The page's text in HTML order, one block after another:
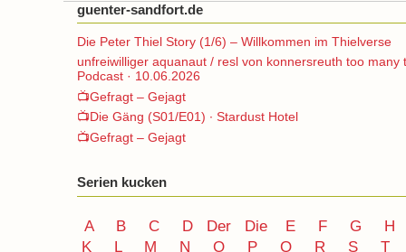
guenter-sandfort.de
Die Peter Thiel Story (1/6) – Willkommen im Thielverse
unfreiwilliger aquanaut / resl von konnersreuth too many
Podcast · 10.06.2026
📺Gefragt – Gejagt
📺Die Gäng (S01/E01) ∙ Stardust Hotel
📺Gefragt – Gejagt
Serien kucken
A B C D Der Die E F G
H
K
L M N O P Q R S
T